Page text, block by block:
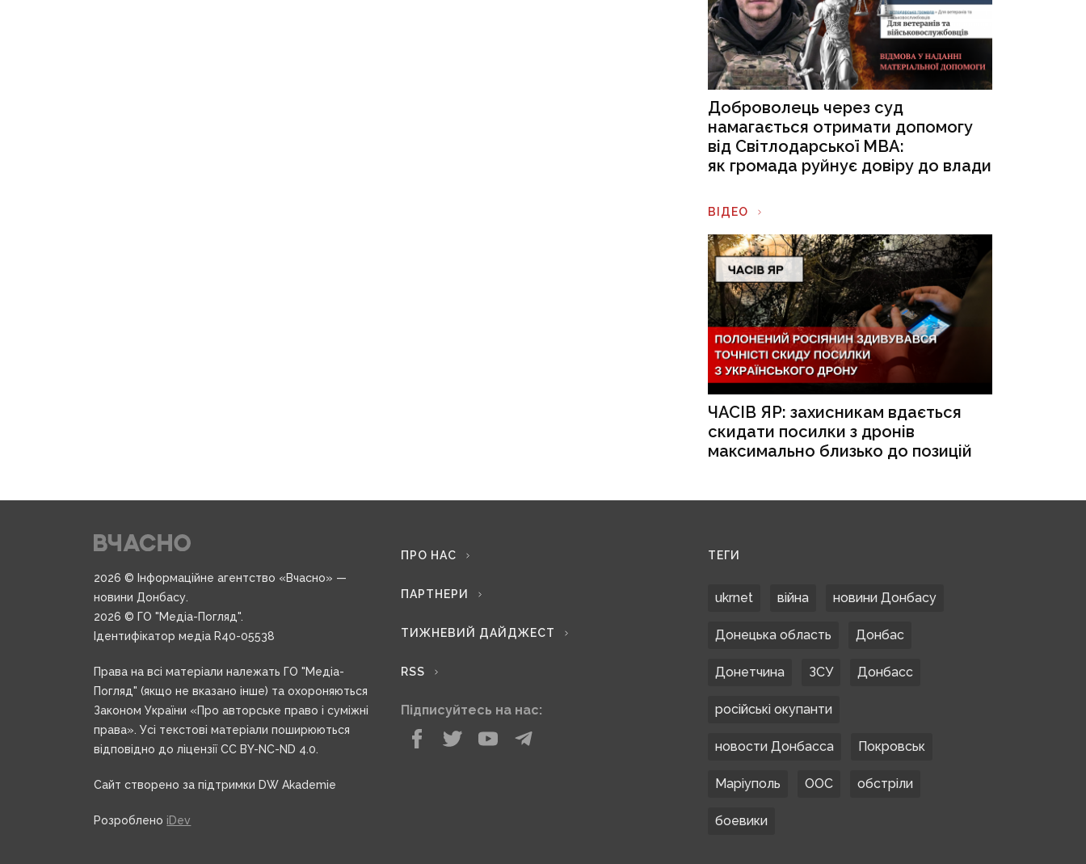
Доброволець через суд
намагається отримати допомогу
від Світлодарської МВА:
як громада руйнує довіру до влади
ВІДЕО
ЧАСІВ ЯР: захисникам вдається
скидати посилки з дронів
максимально близько до позицій
2026 © Інформаційне агентство «Вчасно» —
новини Донбасу.
2026 © ГО "Медіа-Погляд".
Ідентифікатор медіа R40-05538
Права на всі матеріали належать ГО "Медіа-
Погляд" (якщо не вказано інше) та охороняються
Законом України «Про авторське право і суміжні
права». Усі текстові матеріали поширюються
відповідно до ліцензії CC BY-NC-ND 4.0.
Сайт створено за підтримки DW Akademie
Розроблено iDev
ПРО НАС
ПАРТНЕРИ
ТИЖНЕВИЙ ДАЙДЖЕСТ
RSS
Підписуйтесь на нас:
ТЕГИ
ukrnet війна новини Донбасу
Донецька область Донбас
Донетчина ЗСУ Донбасс
російські окупанти
новости Донбасса Покровськ
Маріуполь ООС обстріли
боевики